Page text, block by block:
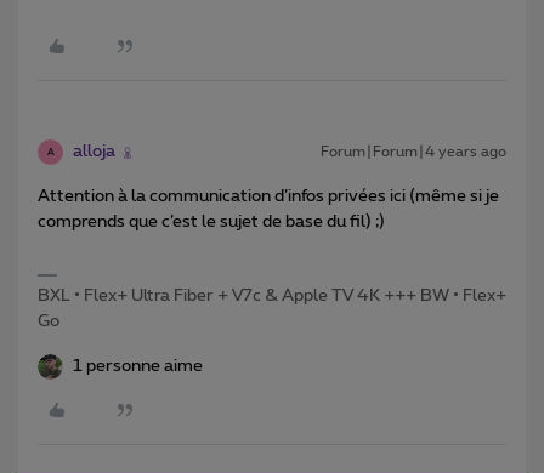
A alloja Forum|Forum|4 years ago
Attention à la communication d’infos privées ici (même si je
comprends que c’est le sujet de base du fil) ;)
BXL • Flex+ Ultra Fiber + V7c & Apple TV 4K +++ BW • Flex+
Go
1 personne aime